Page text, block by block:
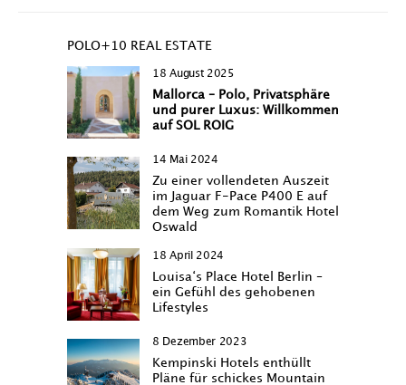
POLO+10 REAL ESTATE
18 August 2025
Mallorca – Polo, Privatsphäre
und purer Luxus: Willkommen
auf SOL ROIG
14 Mai 2024
Zu einer vollendeten Auszeit
im Jaguar F-Pace P400 E auf
dem Weg zum Romantik Hotel
Oswald
18 April 2024
Louisa‘s Place Hotel Berlin –
ein Gefühl des gehobenen
Lifestyles
8 Dezember 2023
Kempinski Hotels enthüllt
Pläne für schickes Mountain